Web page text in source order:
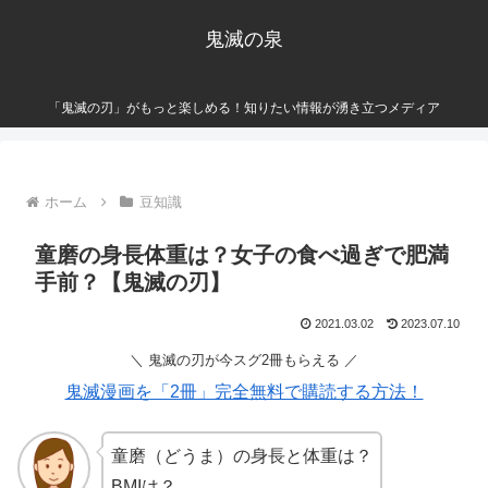
鬼滅の泉
「鬼滅の刃」がもっと楽しめる！知りたい情報が湧き立つメディア
ホーム 豆知識
童磨の身長体重は？女子の食べ過ぎで肥満
手前？【鬼滅の刃】
2021.03.02 2023.07.10
＼ 鬼滅の刃が今スグ2冊もらえる ／
鬼滅漫画を「2冊」完全無料で購読する方法！
童磨（どうま）の身長と体重は？